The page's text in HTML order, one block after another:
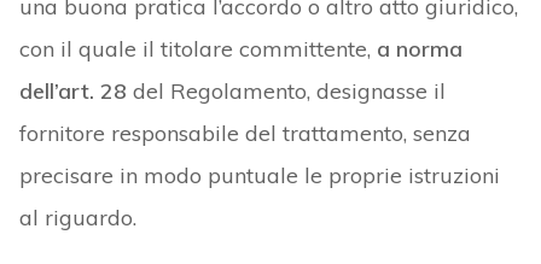
una buona pratica l’accordo o altro atto giuridico,
con il quale il titolare committente, a norma
dell’art. 28 del Regolamento, designasse il
fornitore responsabile del trattamento, senza
precisare in modo puntuale le proprie istruzioni
al riguardo.